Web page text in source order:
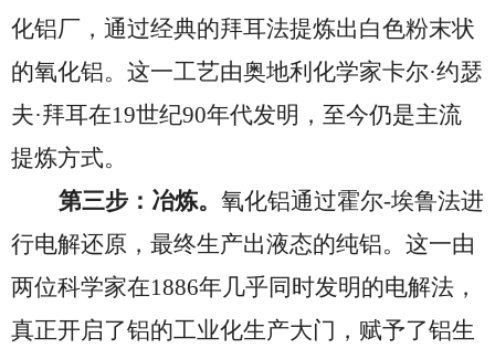
化铝厂，通过经典的拜耳法提炼出白色粉末状
的氧化铝。这一工艺由奥地利化学家卡尔·约瑟
夫·拜耳在19世纪90年代发明，至今仍是主流
提炼方式。
第三步：冶炼。 氧化铝通过霍尔-埃鲁法进
行电解还原，最终生产出液态的纯铝。这一由
两位科学家在1886年几乎同时发明的电解法，
真正开启了铝的工业化生产大门，赋予了铝生